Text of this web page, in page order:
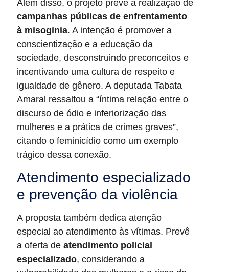
Além disso, o projeto prevê a realização de
campanhas públicas de enfrentamento
à misoginia. A intenção é promover a
conscientização e a educação da
sociedade, desconstruindo preconceitos e
incentivando uma cultura de respeito e
igualdade de gênero. A deputada Tabata
Amaral ressaltou a “íntima relação entre o
discurso de ódio e inferiorização das
mulheres e a prática de crimes graves”,
citando o feminicídio como um exemplo
trágico dessa conexão.
Atendimento especializado
e prevenção da violência
A proposta também dedica atenção
especial ao atendimento às vítimas. Prevê
a oferta de atendimento policial
especializado, considerando a